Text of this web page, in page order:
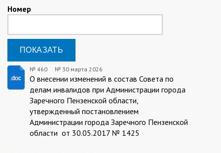
Номер
30.03.2026/460
№ 460 № 30 марта 2026
О внесении изменений в состав Совета по
делам инвалидов при Администрации города
Заречного Пензенской области,
утвержденный постановлением
Администрации города Заречного Пензенской
области от 30.05.2017 № 1425